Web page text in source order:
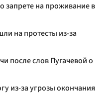
запрете на проживание в
на протесты из-за
после слов Пугачевой о
из-за угрозы окончания